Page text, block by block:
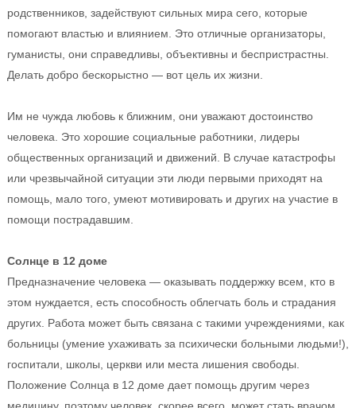
родственников, задействуют сильных мира сего, которые
помогают властью и влиянием. Это отличные организаторы,
гуманисты, они справедливы, объективны и беспристрастны.
Делать добро бескорыстно — вот цель их жизни.
Им не чужда любовь к ближним, они уважают достоинство
человека. Это хорошие социальные работники, лидеры
общественных организаций и движений. В случае катастрофы
или чрезвычайной ситуации эти люди первыми приходят на
помощь, мало того, умеют мотивировать и других на участие в
помощи пострадавшим.
Солнце в 12 доме
Предназначение человека — оказывать поддержку всем, кто в
этом нуждается, есть способность облегчать боль и страдания
других. Работа может быть связана с такими учреждениями, как
больницы (умение ухаживать за психически больными людьми!),
госпитали, школы, церкви или места лишения свободы.
Положение Солнца в 12 доме дает помощь другим через